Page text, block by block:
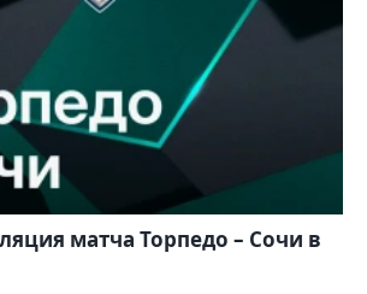
матча Торпедо – Сочи в